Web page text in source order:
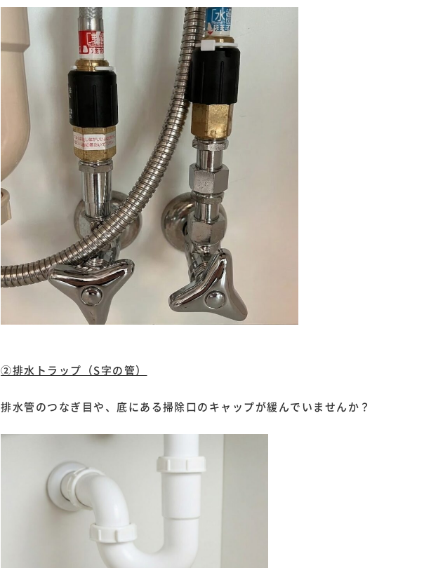
②排水トラップ（S字の管）
排水管のつなぎ目や、底にある掃除口のキャップが緩んでいませんか？